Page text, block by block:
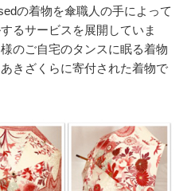
の着物を傘職人の手によって
るサービスを展開していま
のご自宅のタンスに眠る着物
きざくらに寄付された着物で